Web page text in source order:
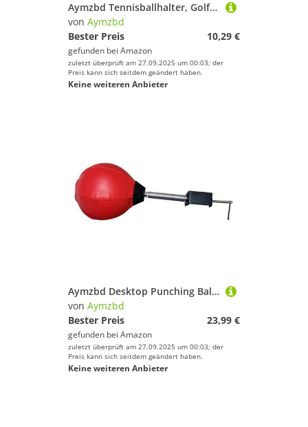
Aymzbd Tennisballhalter, Golfbälle, Gürteltasche für Training, Pickleball, Fitness
von Aymzbd
Bester Preis
10,29 €
gefunden bei Amazon
zuletzt überprüft am 27.09.2025 um 00:03; der
Preis kann sich seitdem geändert haben.
Keine weiteren Anbieter
Aymzbd Desktop Punching Ball Volleyball Training Sport Zähler Top Schlagen Ball
von Aymzbd
Bester Preis
23,99 €
gefunden bei Amazon
zuletzt überprüft am 27.09.2025 um 00:03; der
Preis kann sich seitdem geändert haben.
Keine weiteren Anbieter